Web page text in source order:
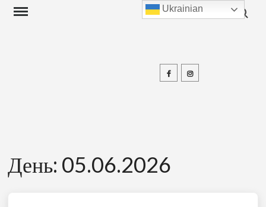
Skip
Search
FacebookInstagram
День: 05.06.2026
Ukrainian